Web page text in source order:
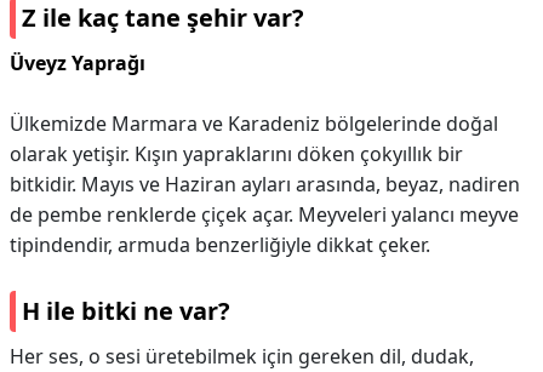
Z ile kaç tane şehir var?
Üveyz Yaprağı
Ülkemizde Marmara ve Karadeniz bölgelerinde doğal
olarak yetişir. Kışın yapraklarını döken çokyıllık bir
bitkidir. Mayıs ve Haziran ayları arasında, beyaz, nadiren
de pembe renklerde çiçek açar. Meyveleri yalancı meyve
tipindendir, armuda benzerliğiyle dikkat çeker.
H ile bitki ne var?
Her ses, o sesi üretebilmek için gereken dil, dudak,